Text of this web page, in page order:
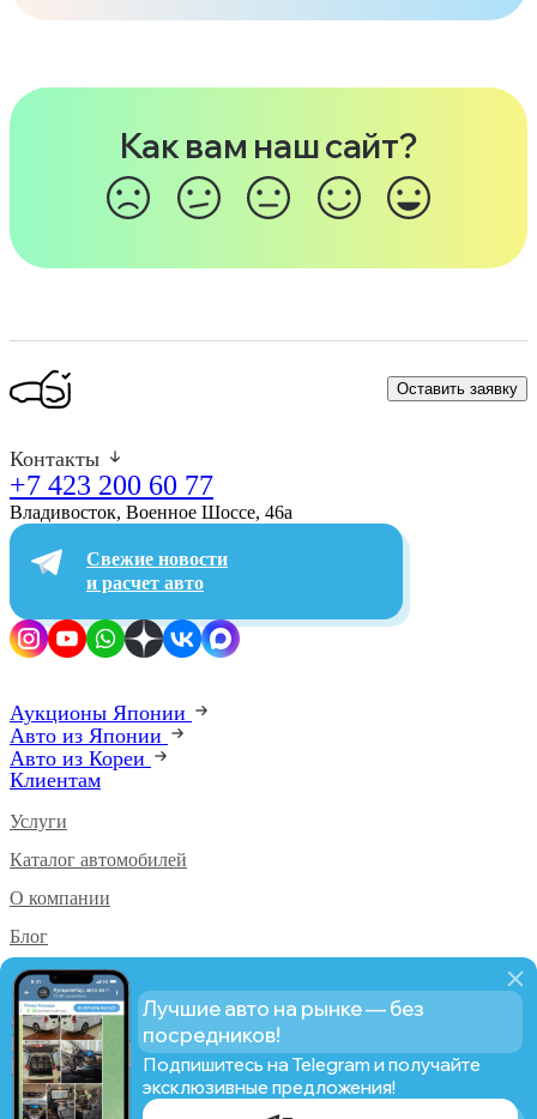
Как вам наш сайт?
Оставить заявку
Контакты
+7 423 200 60 77
Владивосток, Военное Шоссе, 46а​
Свежие новости
и расчет авто
Аукционы Японии
Авто из Японии
Авто из Кореи
Клиентам
Услуги
Каталог автомобилей
О компании
Блог
Аукционы PRO
Статистика PRO
© AUCTION CAR From Japan, 2019-2026
Лучшие авто на рынке — без
посредников!
Подпишитесь на Telegram и получайте
эксклюзивные предложения!